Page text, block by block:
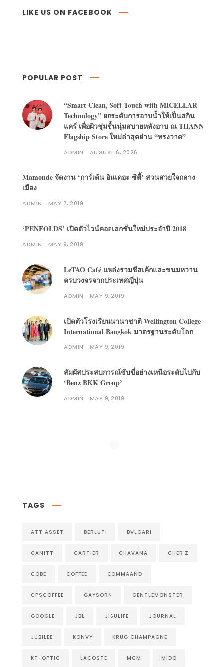
LIKE US ON FACEBOOK
POPULAR POST
“Smart Clean, Soft Touch with MICELLAR
Technology” ยกระดับการอาบน้ำให้เป็นสกิน
แคร์ เพื่อผิวชุ่มชื้นนุ่มสบายหลังอาบ ณ THANN
Flagship Store ใหม่ล่าสุดย่าน “ทรงวาด”
ADMIN AUGUST 6, 2026
Mamonde จัดงาน ‘การ์เด้น อินเดอะ ซิตี้’ สวนสวยใจกลาง
เมือง
ADMIN MAY 7, 2019
‘PENFOLDS’ เปิดตัวไวน์คอลเลกชั่นใหม่ประจำปี 2018
ADMIN MAY 9, 2019
LeTAO Café แหล่งรวมชีสเค้กและขนมหวาน
ครบวงจรจากประเทศญี่ปุ่น
ADMIN MAY 9, 2019
เปิดตัวโรงเรียนนานาชาติ Wellington College
International Bangkok มาตรฐานระดับโลก
ADMIN MAY 9, 2019
สัมผัสประสบการณ์ขับขี่อย่างเหนือระดับไปกับ
‘Benz BKK Group’
ADMIN MAY 9, 2019
TAGS
ATT ASSET BERLUTI BVLGARI
CANITT CARTIER CHAVANA CHER'Z
COBE COFFEE COMMAAND
CPSCOFFEE GAYSORN GENTLEMONSTER
GOOGLE JBL JISULIFE JOURNAL
JUBILEE KONVY KRUG CHAMPAGNE
KT-OPTIC LACOSTE MCM MIDO